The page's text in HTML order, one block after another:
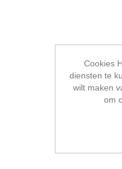
Cookies
diensten te
wilt maken
om